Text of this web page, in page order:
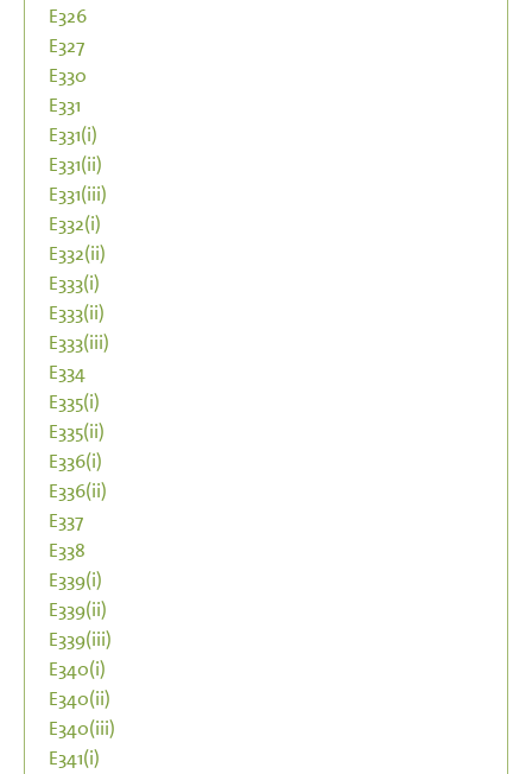
E326
E327
E330
E331
E331(i)
E331(ii)
E331(iii)
E332(i)
E332(ii)
E333(i)
E333(ii)
E333(iii)
E334
E335(i)
E335(ii)
E336(i)
E336(ii)
E337
E338
E339(i)
E339(ii)
E339(iii)
E340(i)
E340(ii)
E340(iii)
E341(i)